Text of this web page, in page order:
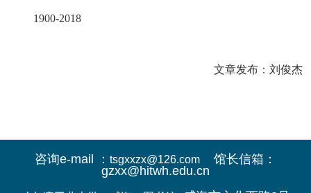
1900-2018
文章发布：刘俊杰
咨询e-mail ： tsgxxzx@126.com 馆长信箱：
gzxx@hitwh.edu.cn